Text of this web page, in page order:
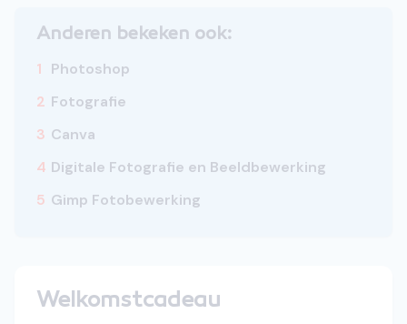
Anderen bekeken ook:
1 Photoshop
2 Fotografie
3 Canva
4 Digitale Fotografie en Beeldbewerking
5 Gimp Fotobewerking
Welkomstcadeau